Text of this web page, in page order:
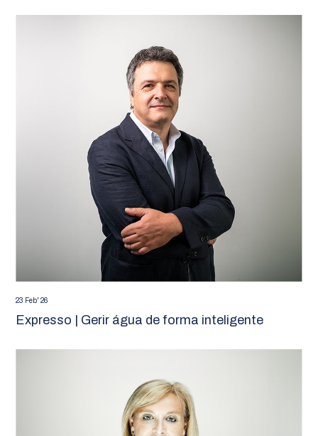
23 Feb' 26
Expresso | Gerir água de forma inteligente